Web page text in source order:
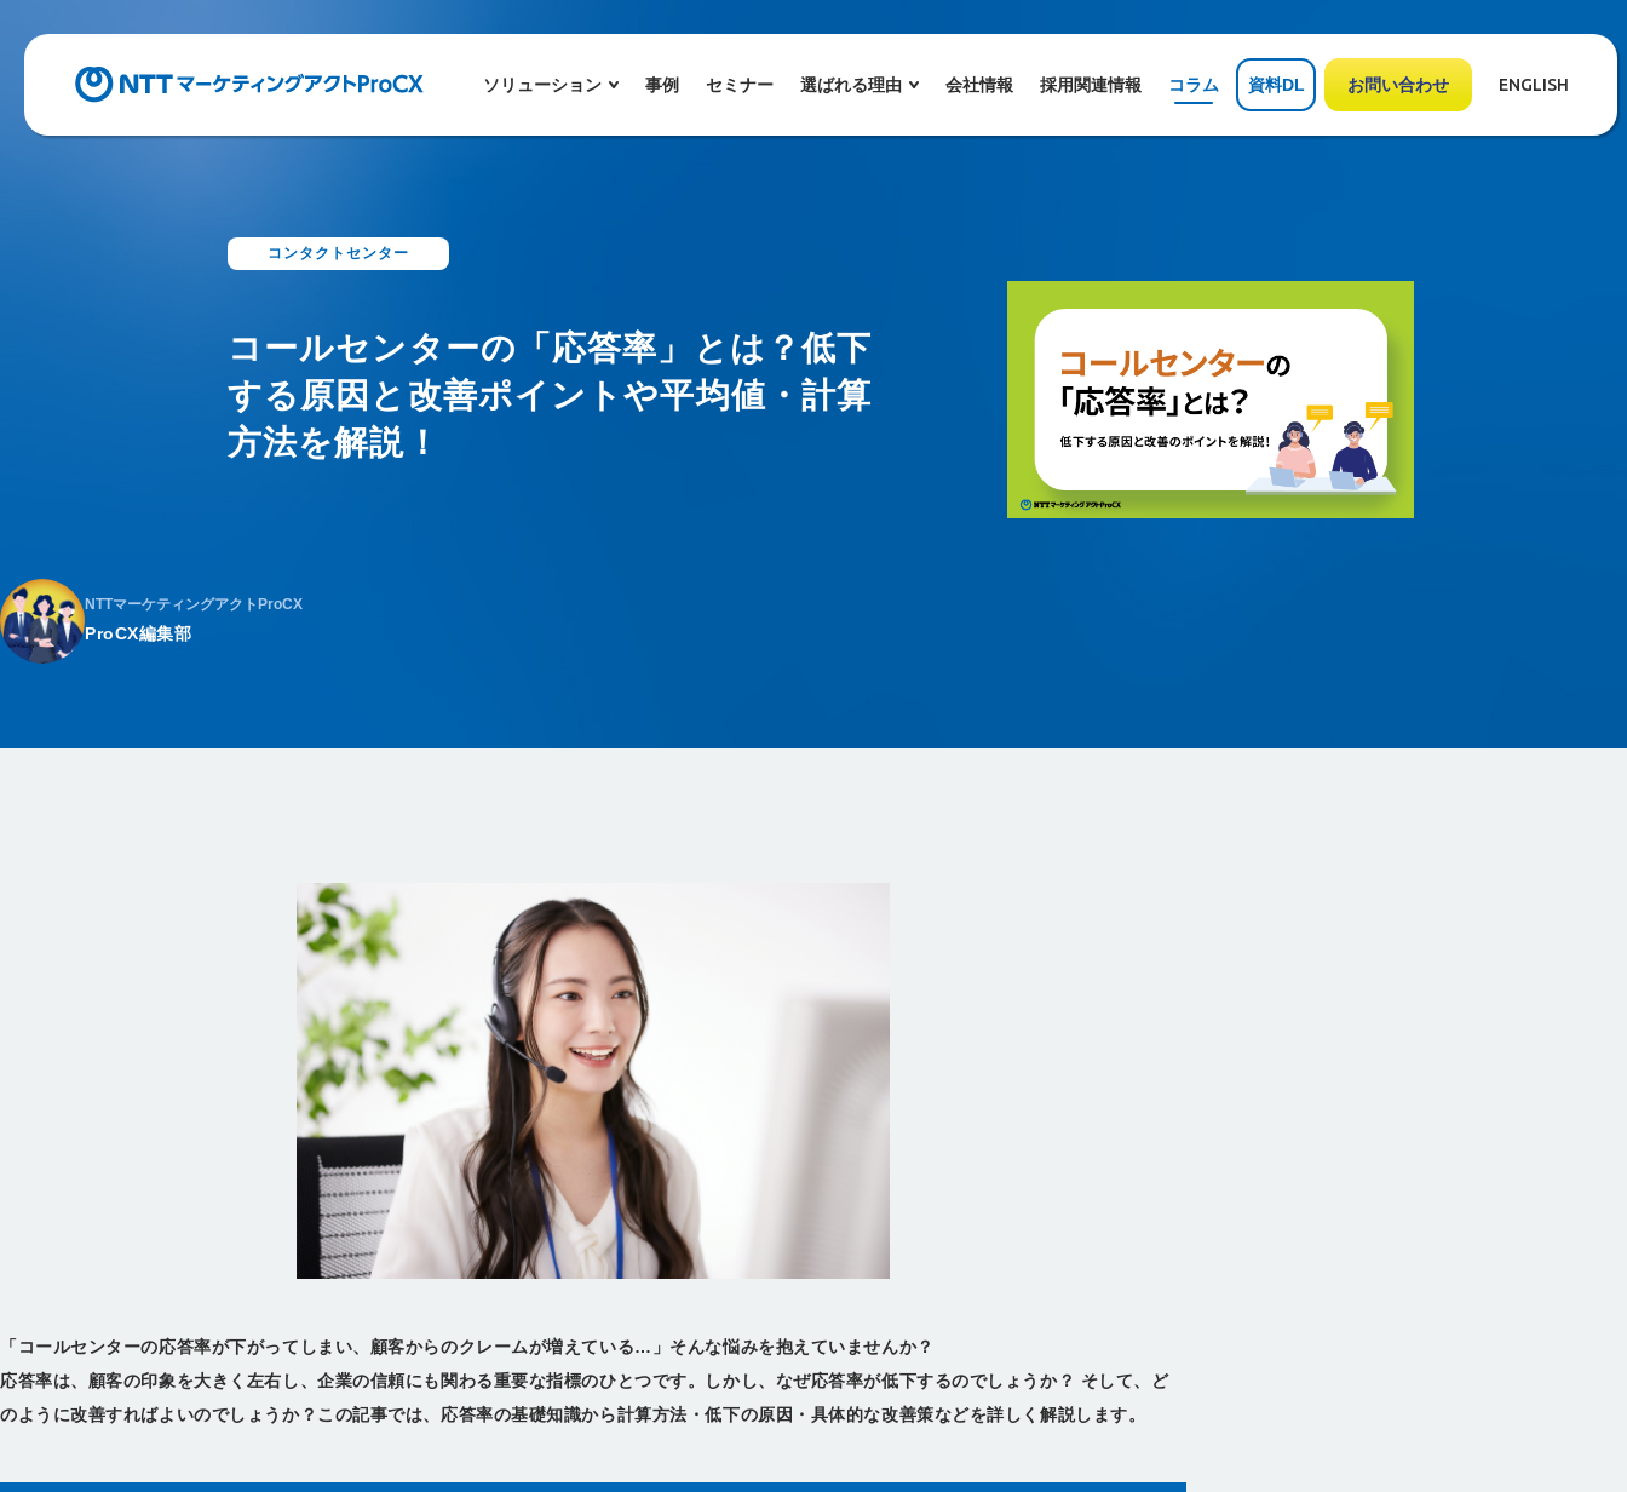
ソリューション 事例 セミナー 選ばれる理由 会社情報 採用関連情報 コラム 資料DL お問い合わせ ENGLISH
コンタクトセンター
コールセンターの「応答率」とは？低下
する原因と改善ポイントや平均値・計算
方法を解説！
NTTマーケティングアクトProCX
ProCX編集部
「コールセンターの応答率が下がってしまい、顧客からのクレームが増えている…」そんな悩みを抱えていませんか？
応答率は、顧客の印象を大きく左右し、企業の信頼にも関わる重要な指標のひとつです。しかし、なぜ応答率が低下するのでしょうか？ そして、ど